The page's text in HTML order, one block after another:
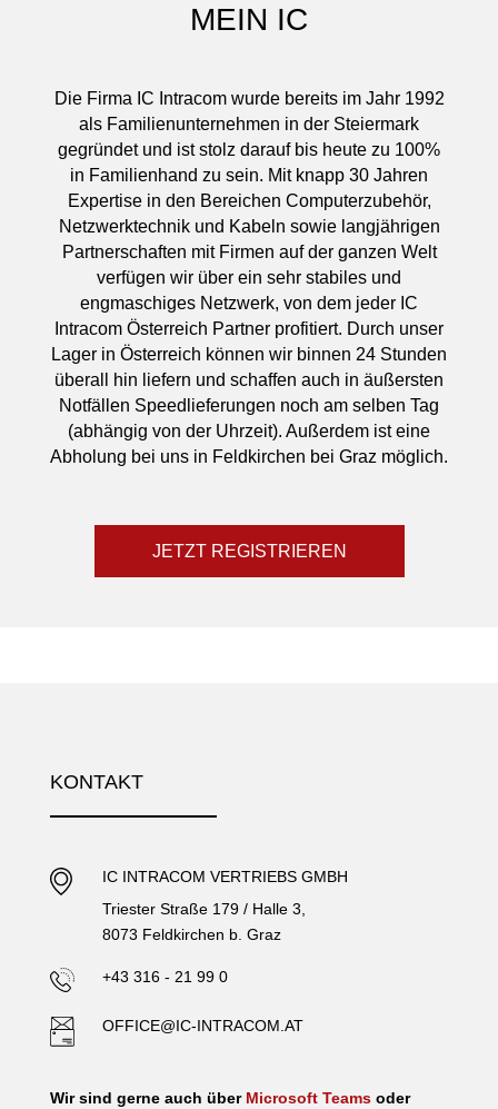
MEIN IC
Die Firma IC Intracom wurde bereits im Jahr 1992
als Familienunternehmen in der Steiermark
gegründet und ist stolz darauf bis heute zu 100%
in Familienhand zu sein. Mit knapp 30 Jahren
Expertise in den Bereichen Computerzubehör,
Netzwerktechnik und Kabeln sowie langjährigen
Partnerschaften mit Firmen auf der ganzen Welt
verfügen wir über ein sehr stabiles und
engmaschiges Netzwerk, von dem jeder IC
Intracom Österreich Partner profitiert. Durch unser
Lager in Österreich können wir binnen 24 Stunden
überall hin liefern und schaffen auch in äußersten
Notfällen Speedlieferungen noch am selben Tag
(abhängig von der Uhrzeit). Außerdem ist eine
Abholung bei uns in Feldkirchen bei Graz möglich.
JETZT REGISTRIEREN
KONTAKT
IC INTRACOM VERTRIEBS GMBH
Triester Straße 179 / Halle 3,
8073 Feldkirchen b. Graz
+43 316 - 21 99 0
OFFICE@IC-INTRACOM.AT
Wir sind gerne auch über Microsoft Teamsoder